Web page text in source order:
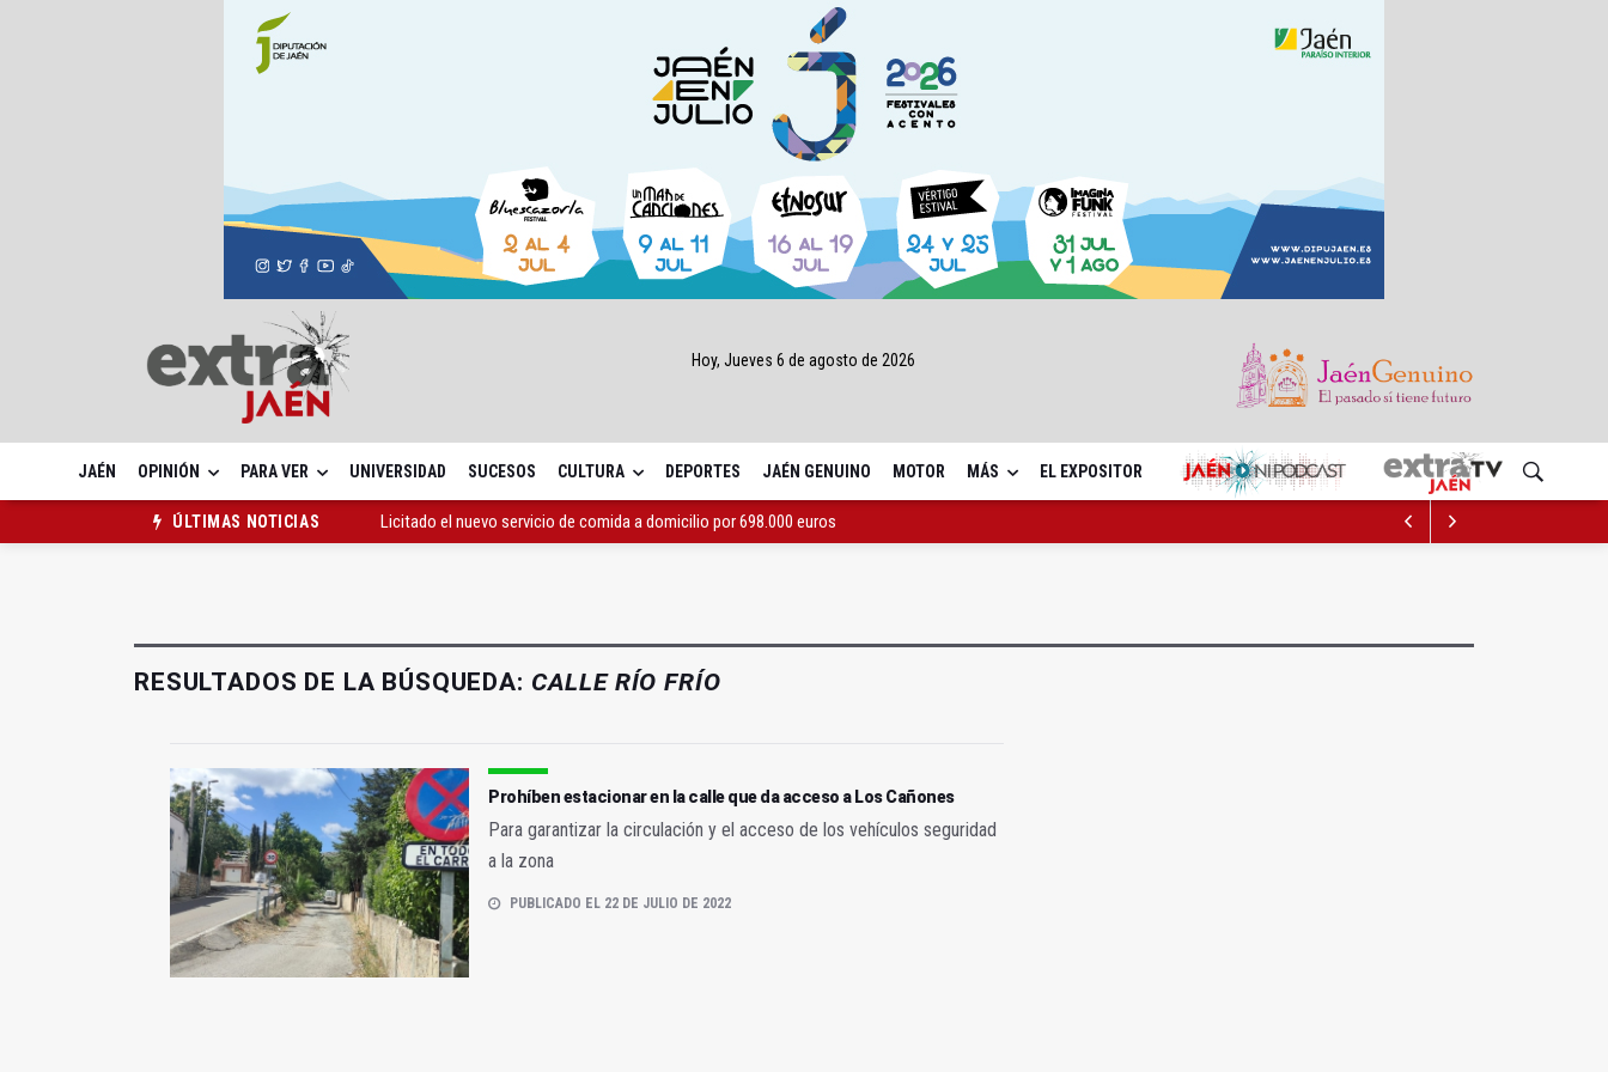
Hoy, Jueves 6 de agosto de 2026
JAÉN OPINIÓN PARA VER UNIVERSIDAD SUCESOS CULTURA DEPORTES JAÉN GENUINO MOTOR MÁS EL EXPOSITOR
ÚLTIMAS NOTICIAS
Licitado el nuevo servicio de comida a domicilio por 698.000 euros
RESULTADOS DE LA BÚSQUEDA: CALLE RÍO FRÍO
Prohíben estacionar en la calle que da acceso a Los Cañones
Para garantizar la circulación y el acceso de los vehículos seguridad
a la zona
PUBLICADO EL 22 DE JULIO DE 2022